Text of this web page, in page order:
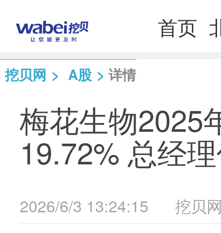
首页
挖贝网 > A股 > 详情
梅花生物2025
19.72% 总经
2026/6/3 13:24:15 挖贝